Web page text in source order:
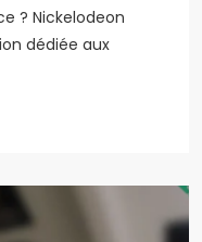
? Nickelodeon
dédiée aux